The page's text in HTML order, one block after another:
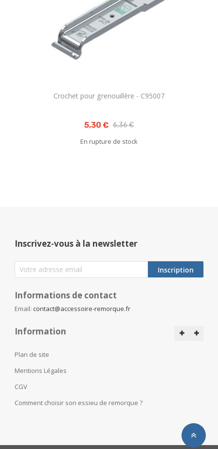
Crochet pour grenouillère - C95007
5,30 € 6,36 €
En rupture de stock
Inscrivez-vous à la newsletter
Inscription
Informations de contact
Email: contact@accessoire-remorque.fr
Information
Plan de site
Mentions Légales
CGV
Comment choisir son essieu de remorque ?